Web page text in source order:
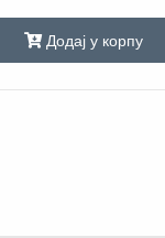
Додај у корпу